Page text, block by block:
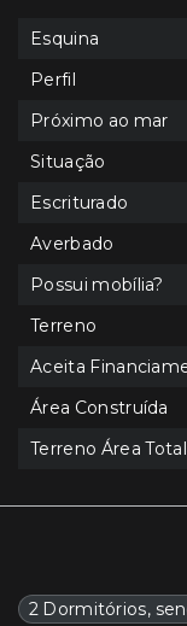
2 Dormitórios,
Esquina
Perfil
Próximo ao mar
Situação
Escriturado
Averbado
Possui mobília?
Terreno
Aceita
Área Construída
Terreno Área Total